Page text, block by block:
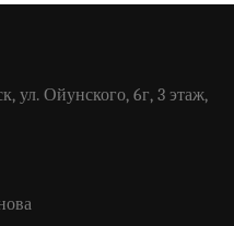
ул. Ойунского, 6г, 3 этаж,